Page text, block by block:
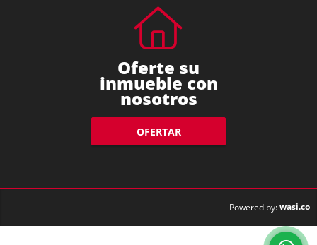
Oferte su
inmueble con
nosotros
OFERTAR
Powered by:wasi.co